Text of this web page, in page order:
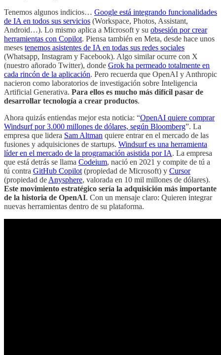
Tenemos algunos indicios… Google está integrando funcionalidades
de IA en todos sus servicios (Workspace, Photos, Assistant,
Android…). Lo mismo aplica a Microsoft y su obsesión por crear
herramientas con Copilot. Piensa también en Meta, desde hace unos
meses tenemos asistentes de IA en todas sus redes sociales
(Whatsapp, Instagram y Facebook). Algo similar ocurre con X
(nuestro añorado Twitter), donde Grok ha permeado totalmente en
cada rincón de la aplicación. Pero recuerda que OpenAI y Anthropic
nacieron como laboratorios de investigación sobre Inteligencia
Artificial Generativa. Para ellos es mucho más difícil pasar de
desarrollar tecnología a crear productos.
Ahora quizás entiendas mejor esta noticia: “OpenAI quiere comprar
Windsurf por 3.000 millones de dólares, según Bloomberg”. La
empresa que lidera Sam Altman quiere entrar en el mercado de las
fusiones y adquisiciones de startups. Windsurf es una herramienta
líder en el mercado de la programación asistida por IA. La empresa
que está detrás se llama Codeium, nació en 2021 y compite de tú a
tú contra GitHub Copilot (propiedad de Microsoft) y Cursor
(propiedad de Anysphere, valorada en 10 mil millones de dólares).
Este movimiento estratégico sería la adquisición más importante
de la historia de OpenAI. Con un mensaje claro: Quieren integrar
nuevas herramientas dentro de su plataforma.